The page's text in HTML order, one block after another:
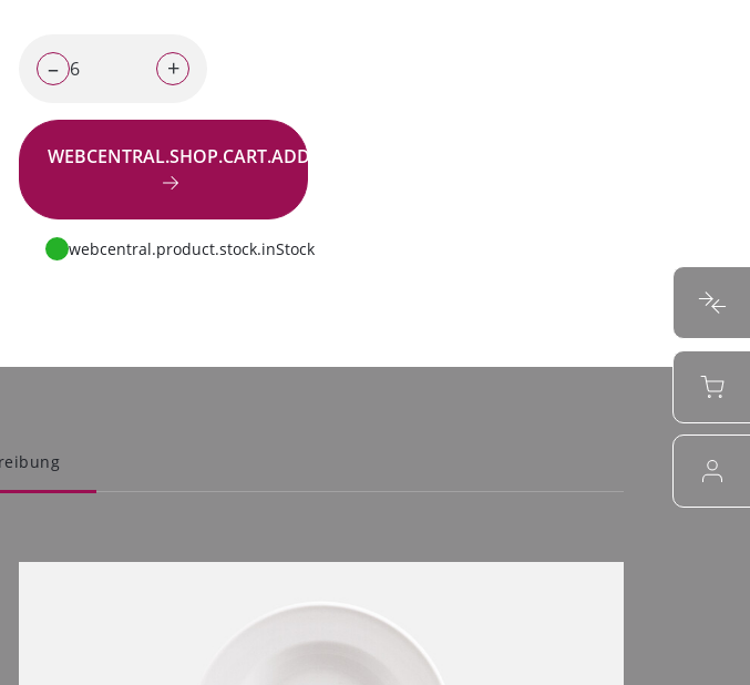
– +
WEBCENTRAL.SHOP.CART.ADD.BUTTON
Zur Anfrage
webcentral.product.stock.inStock